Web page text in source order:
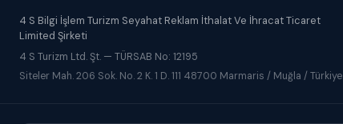
4 S Bilgi İşlem Turizm Seyahat Reklam İthalat Ve İhracat Ticaret
Limited Şirketi
4 S Turizm Ltd. Şt. — TÜRSAB No: 12195
Siteler Mah. 206 Sok. No. 2 K. 1 D. 111 48700 Marmaris / Muğla / Türkiye